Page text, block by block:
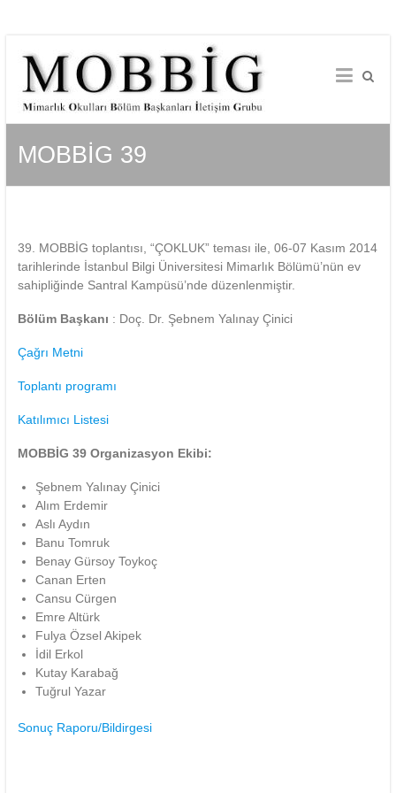
content
MOBBİG 39
39. MOBBİG toplantısı, “ÇOKLUK” teması ile, 06-07 Kasım 2014
tarihlerinde İstanbul Bilgi Üniversitesi Mimarlık Bölümü’nün ev
sahipliğinde Santral Kampüsü’nde düzenlenmiştir.
Bölüm Başkanı : Doç. Dr. Şebnem Yalınay Çinici
Çağrı Metni
Toplantı programı
Katılımıcı Listesi
MOBBİG 39 Organizasyon Ekibi:
Şebnem Yalınay Çinici
Alım Erdemir
Aslı Aydın
Banu Tomruk
Benay Gürsoy Toykoç
Canan Erten
Cansu Cürgen
Emre Altürk
Fulya Özsel Akipek
İdil Erkol
Kutay Karabağ
Tuğrul Yazar
Sonuç Raporu/Bildirgesi